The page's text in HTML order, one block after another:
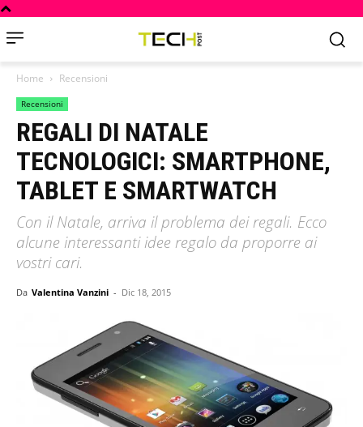
Home Recensioni
Recensioni
REGALI DI NATALE
TECNOLOGICI: SMARTPHONE,
TABLET E SMARTWATCH
Con il Natale, arriva il problema dei regali. Ecco
alcune interessanti idee regalo da proporre ai
vostri cari.
Da Valentina Vanzini - Dic 18, 2015